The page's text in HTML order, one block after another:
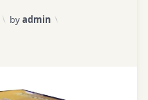
Updated on
byadmin